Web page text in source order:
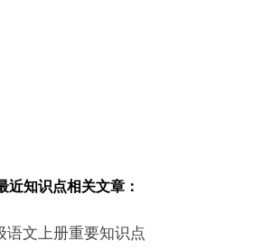
近知识点相关文章：
文上册重要知识点